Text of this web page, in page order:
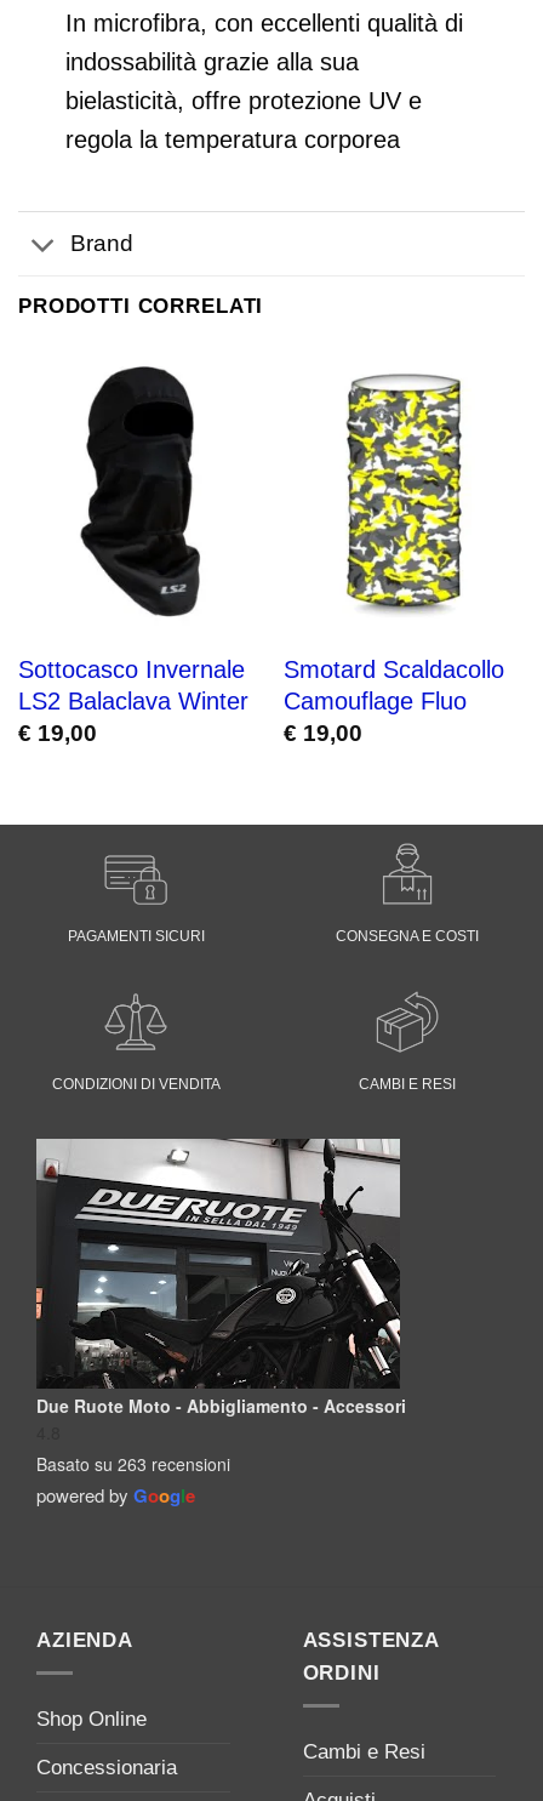
In microfibra, con eccellenti qualità di
indossabilità grazie alla sua
bielasticità, offre protezione UV e
regola la temperatura corporea
Brand
PRODOTTI CORRELATI
Sottocasco Invernale
LS2 Balaclava Winter
€ 19,00
Smotard Scaldacollo
Camouflage Fluo
€ 19,00
PAGAMENTI SICURI CONSEGNA E COSTI
CONDIZIONI DI VENDITA CAMBI E RESI
Due Ruote Moto - Abbigliamento - Accessori
Basato su 263 recensioni
powered by Google
AZIENDA
Shop Online
Concessionaria
ASSISTENZA
ORDINI
Cambi e Resi